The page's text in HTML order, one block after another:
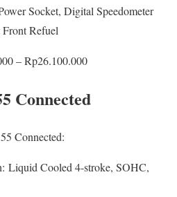
Socket, Digital Speedometer
Refuel
– Rp26.100.000
Connected
Connected:
Liquid Cooled 4-stroke, SOHC,